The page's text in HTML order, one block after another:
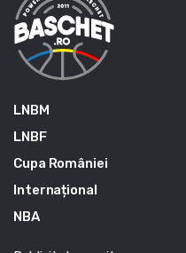
LNBM
LNBF
Cupa României
Internațional
NBA